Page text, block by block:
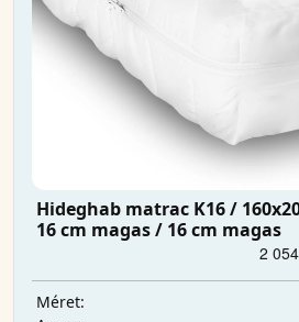
Hideghab matrac K16 /
16 cm magas / 16 cm magas
Méret: